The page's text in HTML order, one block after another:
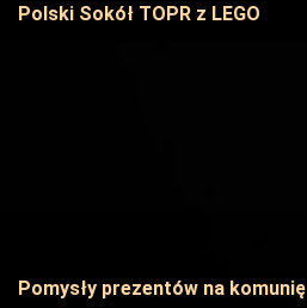
Polski Sokół TOPR z LEGO
Pomysły prezentów na komunię